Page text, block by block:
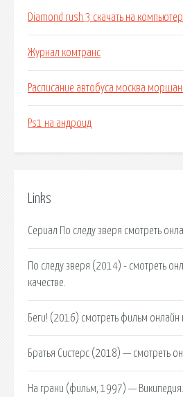
Diamond rush 3 скачать на компьютер
Журнал комтранс
Расписание автобуса москва
Ps1 на андроид
Links
Сериал По следу зверя смотреть
По следу зверя (2014) - смотреть
качестве.
Беги! (2016) смотреть фильм онлайн
Братья Систерс (2018) — смотреть
На грани (фильм, 1997) — Википедия.